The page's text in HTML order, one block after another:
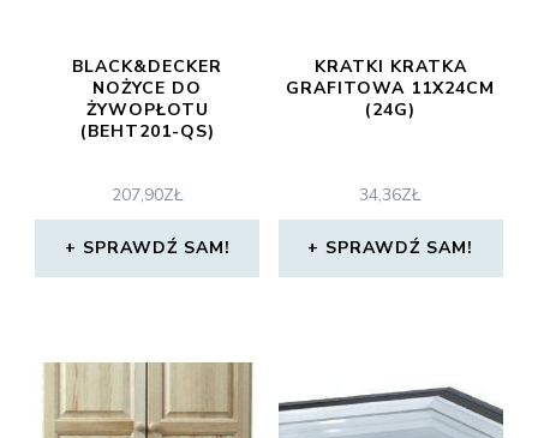
BLACK&DECKER
NOŻYCE DO
ŻYWOPŁOTU
(BEHT201-QS)
207,90ZŁ
SPRAWDŹ SAM!
KRATKI KRATKA
GRAFITOWA 11X24CM
(24G)
34,36ZŁ
SPRAWDŹ SAM!